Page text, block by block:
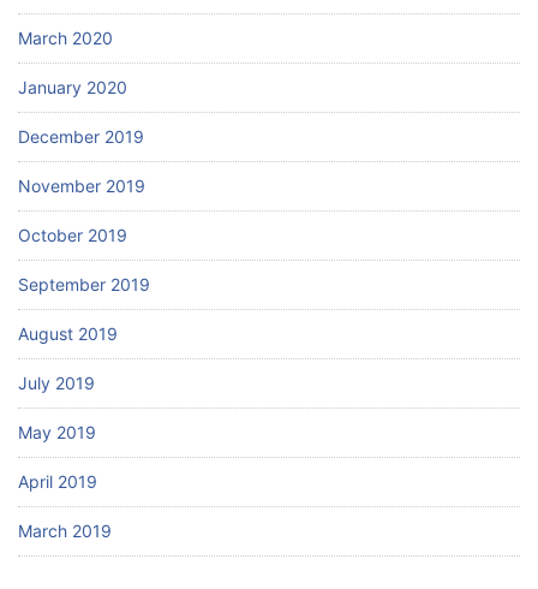
March 2020
January 2020
December 2019
November 2019
October 2019
September 2019
August 2019
July 2019
May 2019
April 2019
March 2019